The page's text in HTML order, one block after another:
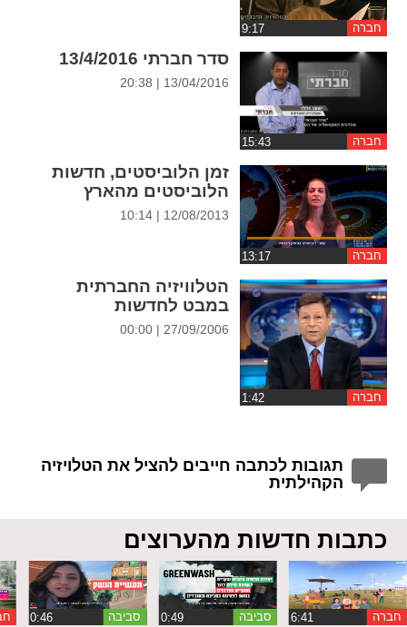
חברה
חברה
סדר חברתי 13/4/2016
13/04/2016 | 20:38
חברה
זמן הלוביסטים, חדשות
הלוביסטים מהארץ
12/08/2013 | 10:14
חברה
הטלוויזיה החברתית
במבט לחדשות
27/09/2006 | 00:00
תגובות לכתבה חייבים להציל את הטלויזיה
הקהילתית
כתבות חדשות מהערוצים
חברה סביבה ‏0:49 סביבה